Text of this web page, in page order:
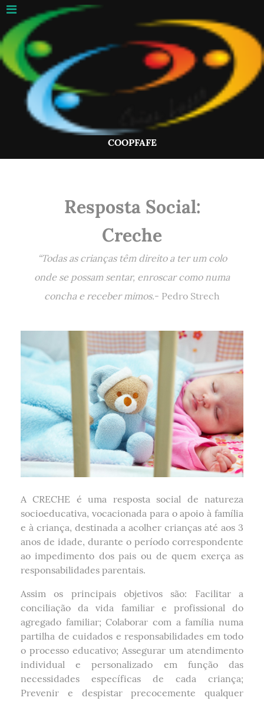
COOPFAFE
Resposta Social:
Creche
“Todas as crianças têm direito a ter um colo
onde se possam sentar, enroscar como numa
concha e receber mimos.- Pedro Strech
A CRECHE é uma resposta social de natureza
socioeducativa, vocacionada para o apoio à família
e à criança, destinada a acolher crianças até aos 3
anos de idade, durante o período correspondente
ao impedimento dos pais ou de quem exerça as
responsabilidades parentais.
Assim os principais objetivos são: Facilitar a
conciliação da vida familiar e profissional do
agregado familiar; Colaborar com a família numa
partilha de cuidados e responsabilidades em todo
o processo educativo; Assegurar um atendimento
individual e personalizado em função das
necessidades específicas de cada criança;
Prevenir e despistar precocemente qualquer